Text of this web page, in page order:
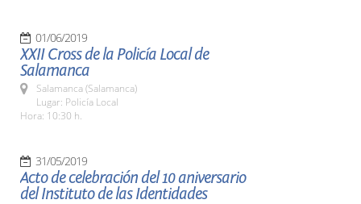
01/06/2019
XXII Cross de la Policía Local de
Salamanca
Salamanca (Salamanca)
Lugar: Policía Local
Hora: 10:30 h.
31/05/2019
Acto de celebración del 10 aniversario
del Instituto de las Identidades